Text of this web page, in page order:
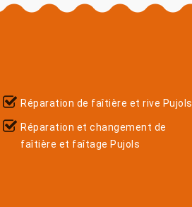
Réparation de faîtière et rive Pujols
Réparation et changement de
faîtière et faîtage Pujols